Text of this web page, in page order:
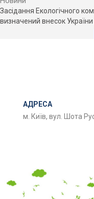
АДРЕСА
м. Київ, вул. Шота
Засідання Екологічного
визначений внесок